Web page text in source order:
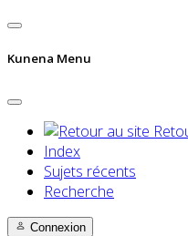
Kunena Menu
Index
Sujets récents
Recherche
Connexion